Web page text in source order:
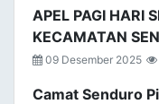
APEL PAGI HARI
KECAMATAN
09 Desember 2025
Camat Senduro